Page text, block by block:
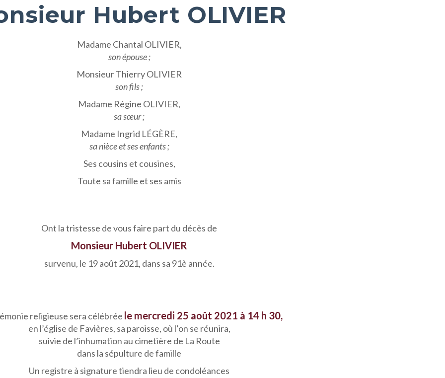
Hubert OLIVIER
Madame Chantal OLIVIER,
son épouse ;
Monsieur Thierry OLIVIER
son fils ;
Madame Régine OLIVIER,
sa sœur ;
Madame Ingrid LÉGÈRE,
sa nièce et ses enfants ;
Ses cousins et cousines,
Toute sa famille et ses amis
Ont la tristesse de vous faire part du décès de
Monsieur Hubert OLIVIER
survenu, le 19 août 2021, dans sa 91è année.
religieuse sera célébrée le mercredi 25 août 2021 à 14 h 30,
en l’église de Favières, sa paroisse, où l’on se réunira,
suivie de l’inhumation au cimetière de La Route
dans la sépulture de famille
Un registre à signature tiendra lieu de condoléances